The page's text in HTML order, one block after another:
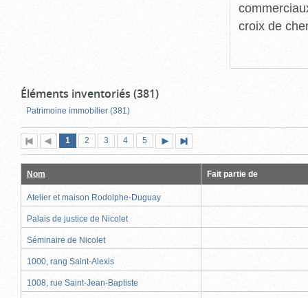
croix de
Éléments inventoriés (381)
Patrimoine immobilier (381)
Première
page
Page
précédente
Page
1 (page
actuelle)
Page
2 Page
3 Page
4 Page
5
suivante
page
Nom Fait partie de
Atelier et maison Rodolphe-Duguay
Palais de justice de Nicolet
Séminaire de Nicolet
1000, rang Saint-Alexis
1008, rue Saint-Jean-Baptiste